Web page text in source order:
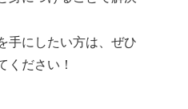
手にしたい方は、ぜひ
ください！